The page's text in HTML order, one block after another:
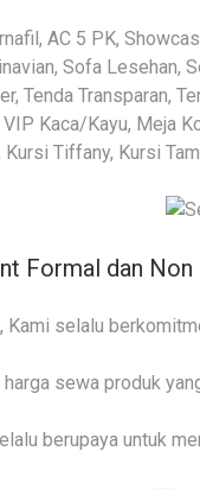
AC 5 PK,
Sofa Lesehan,
Tenda Transparan,
Kaca/Kayu, Meja
Kursi Tiffany, Kursi
Formal dan
Kami selalu
sewa produk
berupaya untuk